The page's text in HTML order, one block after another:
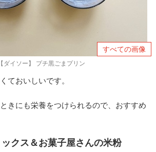
すべての画像
【ダイソー】 プチ黒ごまプリン
ておいしいです。
きにも栄養をつけられるので、おすすめ
クス＆お菓子屋さんの米粉